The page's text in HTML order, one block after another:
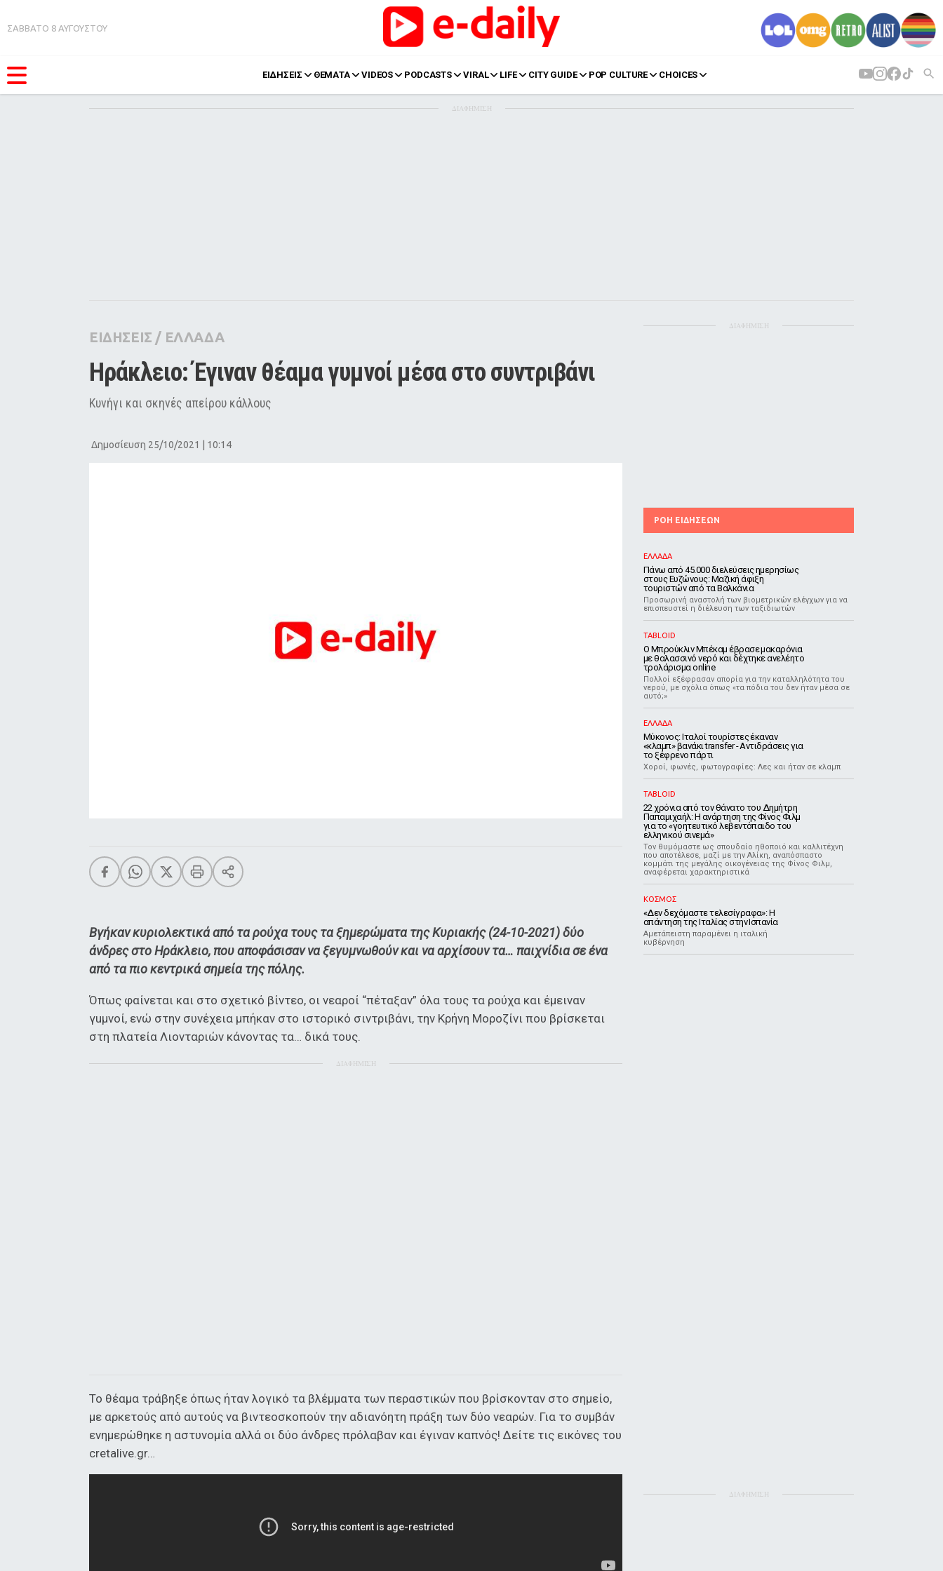
ΣΑΒΒΑΤΟ 8 ΑΥΓΟΥΣΤΟΥ
ΕΙΔΗΣΕΙΣ ΘΕΜΑΤΑ VIDEOS PODCASTS VIRAL LIFE CITY GUIDE POP CULTURE CHOICES
Pop Culture
Agenda
ΔΙΑΦΗΜΙΣΗ
ΕΙΔΗΣΕΙΣ / ΕΛΛΑΔΑ
Ηράκλειο: Έγιναν θέαμα γυμνοί μέσα στο συντριβάνι
Κυνήγι και σκηνές απείρου κάλλους
Δημοσίευση 25/10/2021 | 10:14
Βγήκαν κυριολεκτικά από τα ρούχα τους τα ξημερώματα της Κυριακής (24-10-2021) δύο
άνδρες στο Ηράκλειο, που αποφάσισαν να ξεγυμνωθούν και να αρχίσουν τα… παιχνίδια σε ένα
από τα πιο κεντρικά σημεία της πόλης.
Όπως φαίνεται και στο σχετικό βίντεο, οι νεαροί “πέταξαν” όλα τους τα ρούχα και έμειναν
γuμνοί, ενώ στην συνέχεια μπήκαν στο ιστορικό σιντριβάνι, την Κρήνη Μοροζίνι που βρίσκεται
στη πλατεία Λιονταριών κάνοντας τα… δικά τους.
ΔΙΑΦΗΜΙΣΗ
Το θέαμα τράβηξε όπως ήταν λογικό τα βλέμματα των περαστικών που βρίσκονταν στο σημείο,
με αρκετούς από αυτούς να βιντεοσκοπούν την αδιανόητη πράξη των δύο νεαρών. Για το συμβάν
ενημερώθηκε η αστυνομία αλλά οι δύο άνδρες πρόλαβαν και έγιναν καπνός! Δείτε τις εικόνες του
cretalive.gr…
ΔΙΑΦΗΜΙΣΗ
ΡΟΗ ΕΙΔΗΣΕΩΝ
ΕΛΛΑΔΑ
Πάνω από 45.000 διελεύσεις ημερησίως
στους Ευζώνους: Μαζική άφιξη
τουριστών από τα Βαλκάνια
Προσωρινή αναστολή των βιομετρικών ελέγχων για να
επισπευστεί η διέλευση των ταξιδιωτών
TABLOID
Ο Μπρούκλιν Μπέκαμ έβρασε μακαρόνια
με θαλασσινό νερό και δέχτηκε ανελέητο
τρολάρισμα online
Πολλοί εξέφρασαν απορία για την καταλληλότητα του
νερού, με σχόλια όπως «τα πόδια του δεν ήταν μέσα σε
αυτό;»
ΕΛΛΑΔΑ
Μύκονος: Ιταλοί τουρίστες έκαναν
«κλαμπ» βανάκι transfer - Αντιδράσεις για
το ξέφρενο πάρτι
Χοροί, φωνές, φωτογραφίες: Λες και ήταν σε κλαμπ
TABLOID
22 χρόνια από τον θάνατο του Δημήτρη
Παπαμιχαήλ: Η ανάρτηση της Φίνος Φιλμ
για το «γοητευτικό λεβεντόπαιδο του
ελληνικού σινεμά»
Τον θυμόμαστε ως σπουδαίο ηθοποιό και καλλιτέχνη
που αποτέλεσε, μαζί με την Αλίκη, αναπόσπαστο
κομμάτι της μεγάλης οικογένειας της Φίνος Φιλμ,
αναφέρεται χαρακτηριστικά
ΚΟΣΜΟΣ
«Δεν δεχόμαστε τελεσίγραφα»: Η
απάντηση της Ιταλίας στην Ισπανία
Αμετάπειστη παραμένει η ιταλική
κυβέρνηση
ΔΙΑΦΗΜΙΣΗ